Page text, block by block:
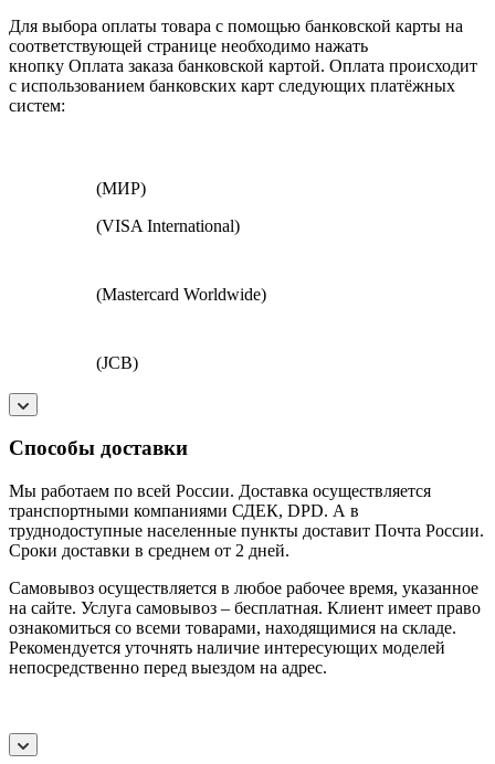
Для выбора оплаты товара с помощью банковской карты на
соответствующей странице необходимо нажать
кнопку Оплата заказа банковской картой. Оплата происходит
с использованием банковских карт следующих платёжных
систем:
(МИР)
(VISA International)
(Mastercard Worldwide)
(JCB)
Способы доставки
Мы работаем по всей России. Доставка осуществляется
транспортными компаниями СДЕК, DPD. А в
труднодоступные населенные пункты доставит Почта России.
Сроки доставки в среднем от 2 дней.
Самовывоз осуществляется в любое рабочее время, указанное
на сайте. Услуга самовывоз – бесплатная. Клиент имеет право
ознакомиться со всеми товарами, находящимися на складе.
Рекомендуется уточнять наличие интересующих моделей
непосредственно перед выездом на адрес.